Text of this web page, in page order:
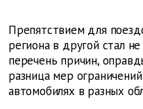
Препятствием для
региона в другой стал
перечень причин,
разница мер
автомобилях в разных